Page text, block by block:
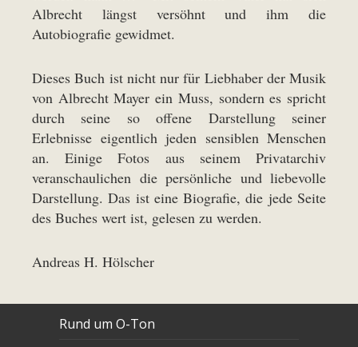
Albrecht längst versöhnt und ihm die
Autobiografie gewidmet.
Dieses Buch ist nicht nur für Liebhaber der Musik
von Albrecht Mayer ein Muss, sondern es spricht
durch seine so offene Darstellung seiner
Erlebnisse eigentlich jeden sensiblen Menschen
an. Einige Fotos aus seinem Privatarchiv
veranschaulichen die persönliche und liebevolle
Darstellung. Das ist eine Biografie, die jede Seite
des Buches wert ist, gelesen zu werden.
Andreas H. Hölscher
Rund um O-Ton